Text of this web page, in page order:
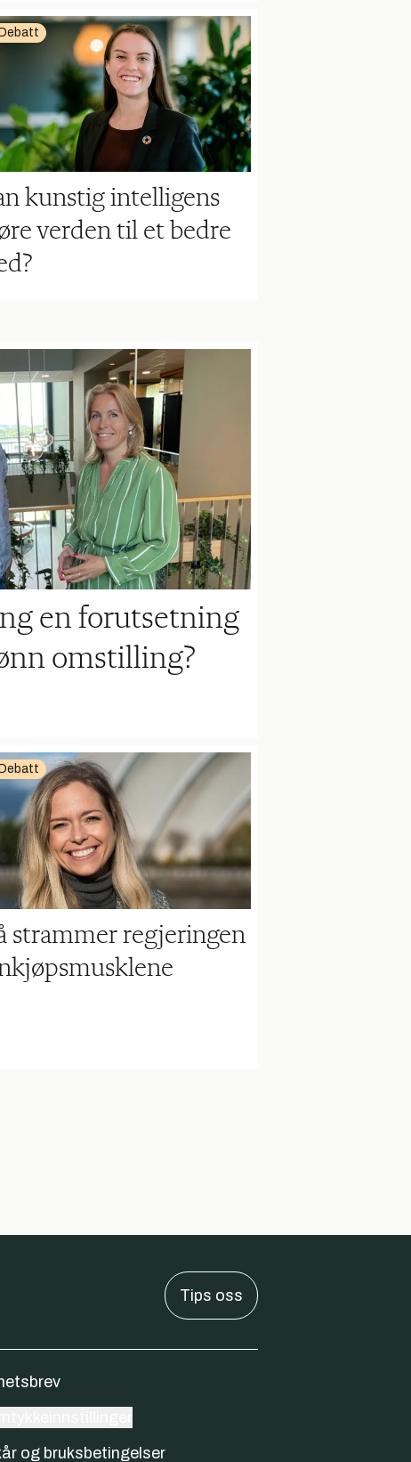
Debatt
kunstig intelligens
verden til et bedre
en forutsetning
omstilling?
Debatt
strammer regjeringen
Tips oss
og bruksbetingelser